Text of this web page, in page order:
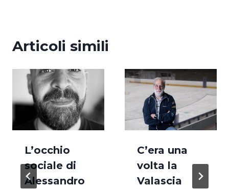
Articoli simili
L’occhio
sociale di
Alessandro
C’era una
volta la
Valascia